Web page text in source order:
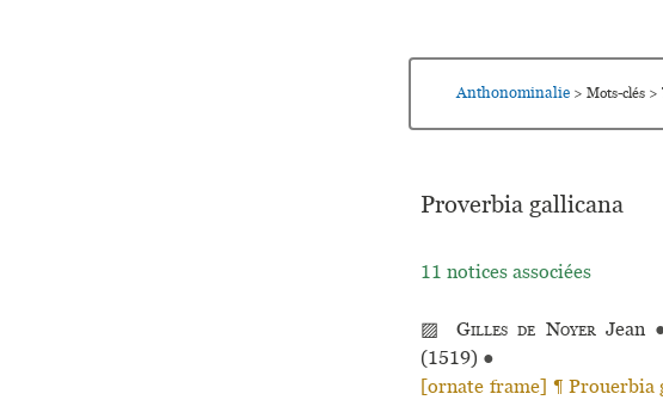
Anthonominalie > Mots-clés >
Proverbia gallicana
11 notices associées
▨ Gilles de NoyerJean
(1519) ●
[ornate frame] ¶